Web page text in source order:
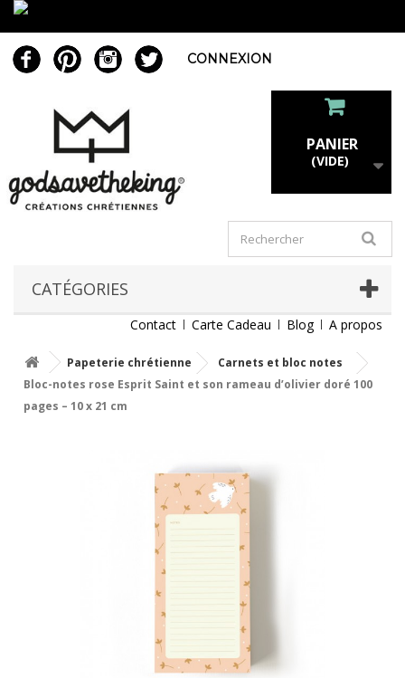
CONNEXION
PANIER
(VIDE)
CATÉGORIES
Contact Carte Cadeau Blog A propos
Papeterie chrétienne
Carnets et bloc notes
Bloc-notes rose Esprit Saint et son rameau d’olivier doré 100
pages – 10 x 21 cm